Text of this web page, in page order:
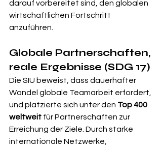
darauf vorbereitet sind, den globalen
wirtschaftlichen Fortschritt
anzuführen.
Globale Partnerschaften,
reale Ergebnisse (SDG 17)
Die SIU beweist, dass dauerhafter
Wandel globale Teamarbeit erfordert,
und platzierte sich unter den Top 400
weltweit für Partnerschaften zur
Erreichung der Ziele. Durch starke
internationale Netzwerke,